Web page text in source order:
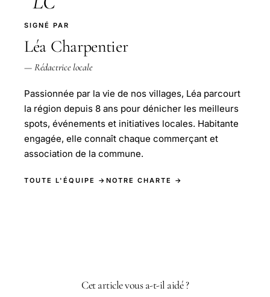
SIGNÉ PAR
Léa Charpentier
— Rédactrice locale
Passionnée par la vie de nos villages, Léa parcourt
la région depuis 8 ans pour dénicher les meilleurs
spots, événements et initiatives locales. Habitante
engagée, elle connaît chaque commerçant et
association de la commune.
TOUTE L'ÉQUIPE → NOTRE CHARTE →
Cet article vous a-t-il aidé ?